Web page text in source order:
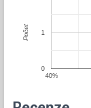
40%
0
1
Počet